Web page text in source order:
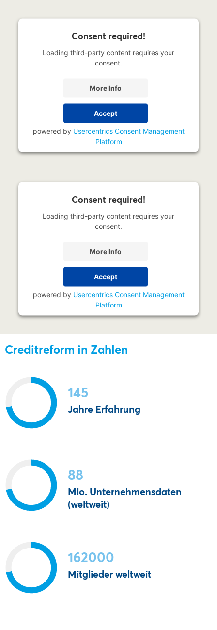
Consent required!
Loading third-party content requires your
consent.
More Info
Accept
powered by Usercentrics Consent Management
Platform
Consent required!
Loading third-party content requires your
consent.
More Info
Accept
powered by Usercentrics Consent Management
Platform
Creditreform in Zahlen
145
Jahre Erfahrung
88
Mio. Unternehmensdaten
(weltweit)
162000
Mitglieder weltweit